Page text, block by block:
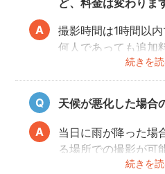
ど、料金は変わりま
続きを
撮影時間は1時間以
何人であっても追加
ぜひお友だち同士で
ださい。
天候が悪化した場合
続きを
当日に雨が降った場
る場所での撮影が可
また、撮影の実施が